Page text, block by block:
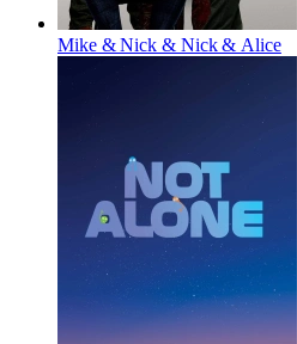
Mike & Nick & Nick & Alice